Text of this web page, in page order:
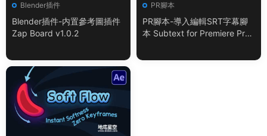
Blender插件
Blender插件-内置參考圖插件
Zap Board v1.0.2
PR腳本
PR腳本-導入編輯SRT字幕腳
本 Subtext for Premiere Pro